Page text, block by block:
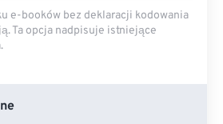
e-booków bez deklaracji kodowania
Ta opcja nadpisuje istniejące